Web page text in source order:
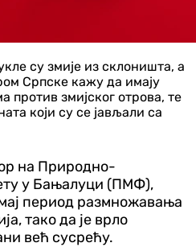
су змије из склоништа, а
Српске кажу да имају
против змијског отрова, те
који су се јављали са
на Природно-
у Бањалуци (ПМФ),
период размножавања
тако да је врло
већ сусрећу.